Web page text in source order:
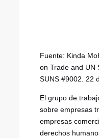
Fuente: Kinda
on Trade and UN
SUNS #9002. 22
El grupo de
sobre empresas
empresas
derechos